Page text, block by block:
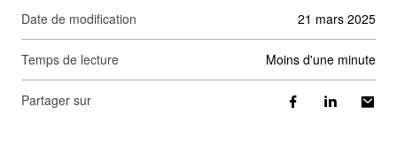
Date de modification 21 mars 2025
Temps de lecture moins d'une minute
Partager sur